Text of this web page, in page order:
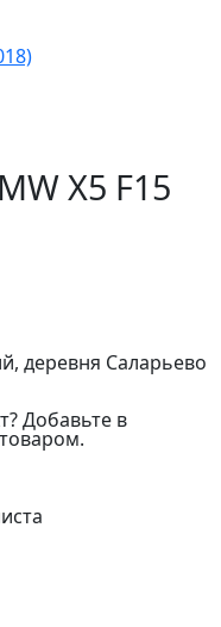
X5 F15
деревня Саларьево
Добавьте в